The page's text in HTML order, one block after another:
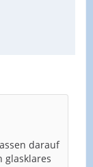
darauf
glasklares